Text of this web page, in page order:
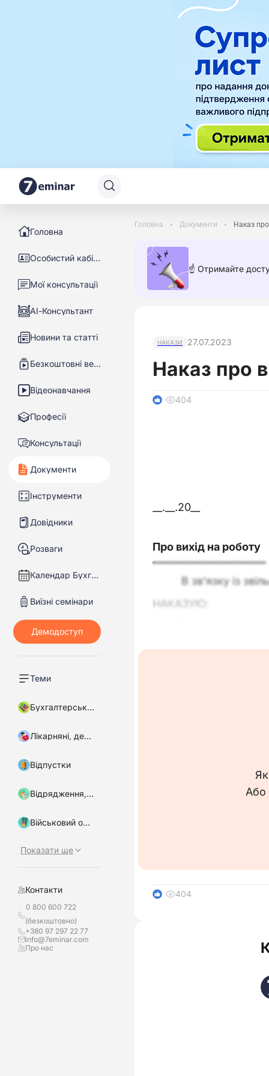
Головна
Особистий кабінет
Мої консультації
АІ-Консультант
Новини та статті
Безкоштовні вебінари
Відеонавчання
Професії
Консультації
Документи
Інструменти
Довідники
Розваги
Календар Бухгалтера
Виїзні семінари
Теми
Бухгалтерський облік
Лікарняні, декретні
Відпустки
Відрядження, підзвітні кошти
Військовий облік, бронювання
Показати ще
Контакти
0 800 600 722
(безкоштовно)
+380 97 297 22 77
info@7eminar.com
Про нас
Головна Документи Наказ
☝️ Отримайте
НАКАЗИ 27.07.2023
Наказ про
1 404
__.__.20__
Про вихід на роботу
_____________________
В зв’язку із
НАКАЗУЮ:
3. Головному
Підстава: лист
Відмітки про
Або
1 404